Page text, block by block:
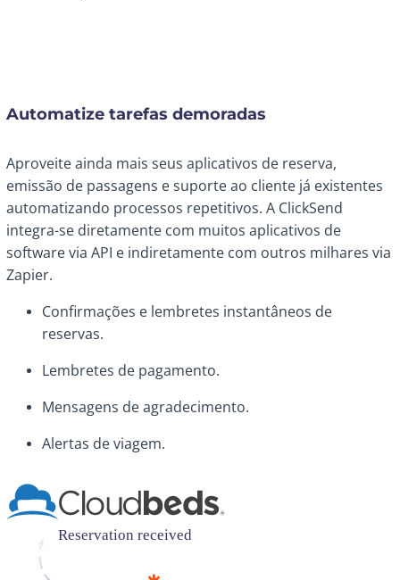
Automatize tarefas demoradas
Aproveite ainda mais seus aplicativos de reserva,
emissão de passagens e suporte ao cliente já existentes
automatizando processos repetitivos. A ClickSend
integra-se diretamente com muitos aplicativos de
software via API e indiretamente com outros milhares via
Zapier.
Confirmações e lembretes instantâneos de
reservas.
Lembretes de pagamento.
Mensagens de agradecimento.
Alertas de viagem.